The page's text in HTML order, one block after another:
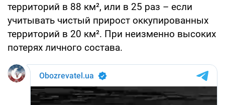
территорий в 88 км², или в 25 раз – если
учитывать чистый прирост оккупированных
территорий в 20 км². При неизменно высоких
потерях личного состава.